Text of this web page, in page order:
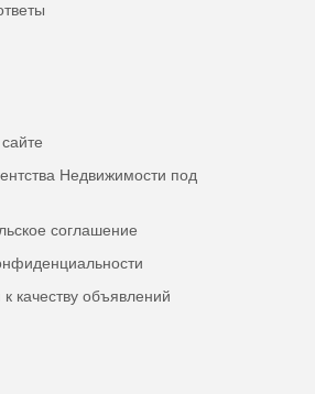
Недвижимости под
соглашение
качеству объявлений